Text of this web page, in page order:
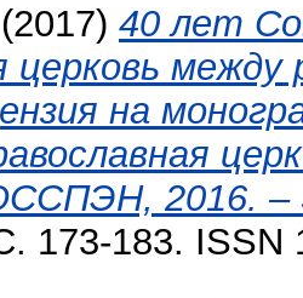
(2017) 40 лет
церковь
на
2016. –
173-183. ISSN